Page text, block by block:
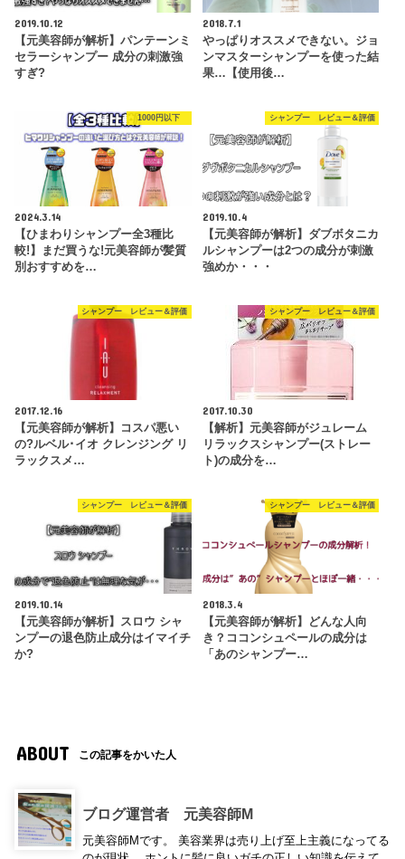
2019.10.12
【元美容師が解析】パンテーンミ
セラーシャンプー 成分の刺激強
すぎ?
2018.7.1
やっぱりオススメできない。ジョ
ンマスターシャンプーを使った結
果…【使用後…
1000円以下
2024.3.14
【ひまわりシャンプー全3種比
較!】まだ買うな!元美容師が髪質
別おすすめを…
シャンプー レビュー＆評価
2019.10.4
【元美容師が解析】ダブボタニカ
ルシャンプーは2つの成分が刺激
強めか・・・
シャンプー レビュー＆評価
2017.12.16
【元美容師が解析】コスパ悪い
の?ルベル･イオ クレンジング リ
ラックスメ…
シャンプー レビュー＆評価
2017.10.30
【解析】元美容師がジュレーム
リラックスシャンプー(ストレー
ト)の成分を…
シャンプー レビュー＆評価
2019.10.14
【元美容師が解析】スロウ シャ
ンプーの退色防止成分はイマイチ
か?
シャンプー レビュー＆評価
2018.3.4
【元美容師が解析】どんな人向
き？ココンシュペールの成分は
「あのシャンプー…
ABOUT この記事をかいた人
ブログ運営者 元美容師M
元美容師Mです。 美容業界は売り上げ至上主義になってる